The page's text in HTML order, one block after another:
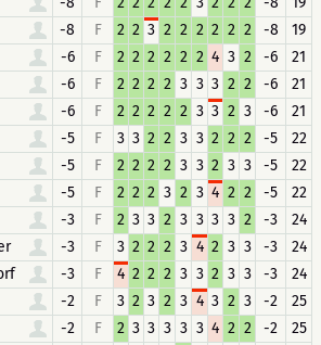
-8 F 2 2 3 2 2 2 2 2 2 -8
19
-6 F 2 2 2 2 2 2 4 3 2 -6
21
-6 F 2 2 2 2 3 3 3 2 2 -6
21
-6 F 2 2 2 2 2 3 3 2 3 -6
21
-5 F 3 3 2 2 3 3 2 2 2 -5
22
-5 F 2 2 2 2 3 3 2 3 3 -5
22
-5 F 2 2 2 3 2 3 4 2 2 -5
22
-3 F 2 3 3 2 3 3 3 3 2 -3
24
-3 F 3 2 2 2 3 4 2 3 3 -3
24
-3 F 4 2 2 2 3 3 2 3 3 -3
24
-2 F 3 2 3 2 3 4 3 2 3 -2
25
-2 F 2 3 3 3 3 3 4 2 2 -2
25